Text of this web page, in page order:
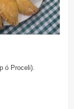
ó Proceli).